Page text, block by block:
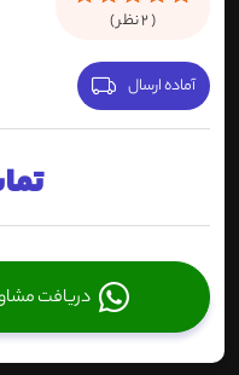
(
2نظر )
آماده ارسال
دریافت